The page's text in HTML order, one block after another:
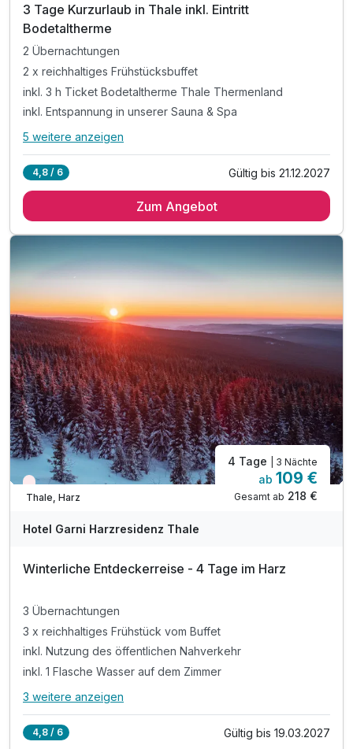
3 Tage Kurzurlaub in Thale inkl. Eintritt
Bodetaltherme
2 Übernachtungen
2 x reichhaltiges Frühstücksbuffet
inkl. 3 h Ticket Bodetaltherme Thale Thermenland
inkl. Entspannung in unserer Sauna & Spa
Alle Inklusivleistungen
2 x reichhaltiges Frühstücksbuffet
inkl. Entspannung in unserer Sauna & Spa
inkl. Bademantel und Saunahandtuch
inkl. Nutzung des öffentlichen Nahverkehrs
inkl. Parkplatz
inkl. W-LAN
5 weitere anzeigen
4,8 / 6 Gültig bis 21.12.2027
Zum Angebot
Wieder frei ab November
Thale, Harz
4 Tage | 3 Nächte
ab 109 €
Gesamt ab 218 €
Hotel Garni Harzresidenz Thale
Winterliche Entdeckerreise - 4 Tage im Harz
3 Übernachtungen
3 x reichhaltiges Frühstück vom Buffet
inkl. Nutzung des öffentlichen Nahverkehr
inkl. 1 Flasche Wasser auf dem Zimmer
Alle Inklusivleistungen
3 weitere anzeigen
4,8 / 6 Gültig bis 19.03.2027